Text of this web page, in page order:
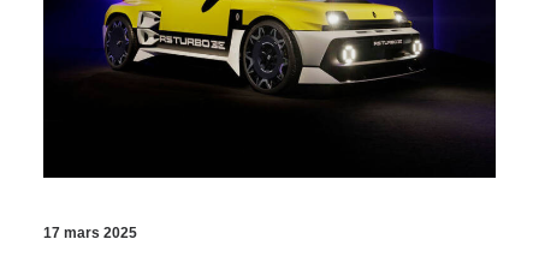
17 mars 2025